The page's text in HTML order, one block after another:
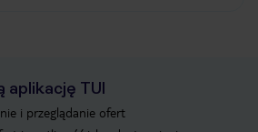
aplikację TUI
i przeglądanie ofert